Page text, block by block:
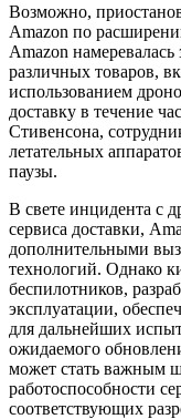
Возможно,
Amazon по
Amazon
различных товаров,
использованием
доставку в течение
Стивенсона,
летательных
паузы.
В свете инцидента с
сервиса доставки,
дополнительными
технологий. Однако
беспилотников,
эксплуатации,
для дальнейших
ожидаемого
может стать важным
работоспособности
соответствующих